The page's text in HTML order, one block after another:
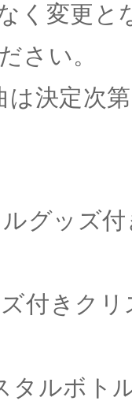
く変更と
さい。
決定次
グッズ
ズ付きク
タルボト